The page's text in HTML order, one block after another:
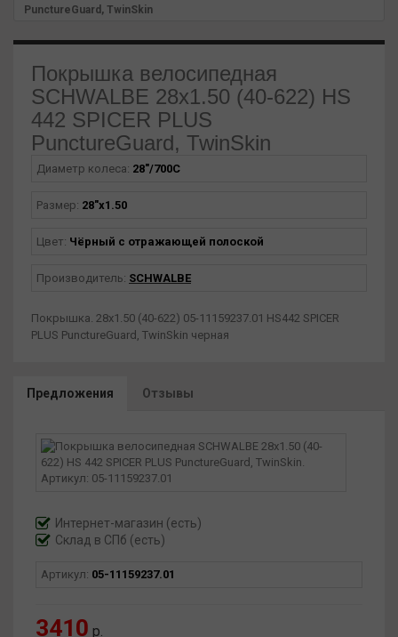
PunctureGuard, TwinSkin
Покрышка велосипедная
SCHWALBE 28x1.50 (40-622) HS
442 SPICER PLUS
PunctureGuard, TwinSkin
Диаметр колеса: 28"/700С
Размер: 28"х1.50
Цвет: Чёрный с отражающей полоской
Производитель: SCHWALBE
Покрышка. 28x1.50 (40-622) 05-11159237.01 HS442 SPICER
PLUS PunctureGuard, TwinSkin черная
Предложения Отзывы
Интернет-магазин (есть)
Склад в СПб (есть)
Артикул: 05-11159237.01
3410 р.